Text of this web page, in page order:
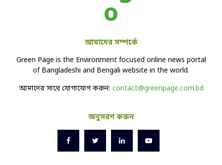
আমাদের সম্পর্কে
Green Page is the Environment focused online news portal
of Bangladeshi and Bengali website in the world.
আমাদের সাথে যোগাযোগ করুন: contact@greenpage.com.bd
অনুসরণ করুন